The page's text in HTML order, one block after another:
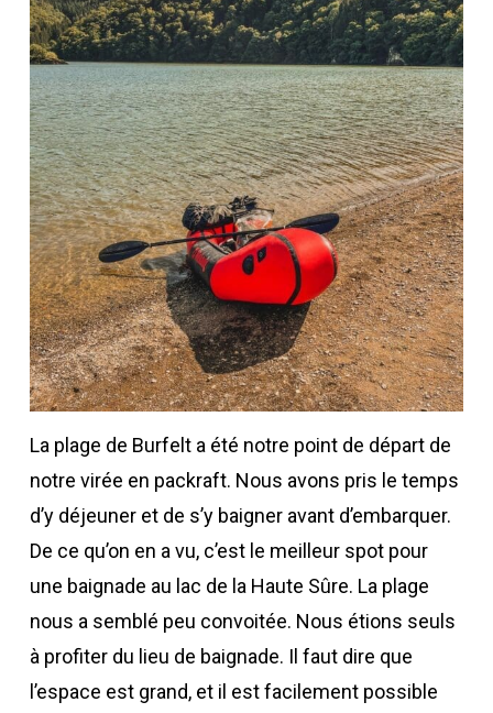
La plage de Burfelt a été notre point de départ de
notre virée en packraft. Nous avons pris le temps
d’y déjeuner et de s’y baigner avant d’embarquer.
De ce qu’on en a vu, c’est le meilleur spot pour
une baignade au lac de la Haute Sûre. La plage
nous a semblé peu convoitée. Nous étions seuls
à profiter du lieu de baignade. Il faut dire que
l’espace est grand, et il est facilement possible